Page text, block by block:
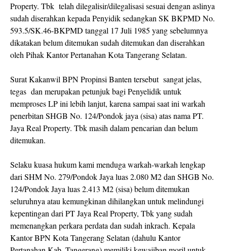
Property. Tbk telah dilegalisir/dilegalisasi sesuai dengan aslinya
sudah diserahkan kepada Penyidik sedangkan SK BKPMD No.
593.5/SK.46-BKPMD tanggal 17 Juli 1985 yang sebelumnya
dikatakan belum ditemukan sudah ditemukan dan diserahkan
oleh Pihak Kantor Pertanahan Kota Tangerang Selatan.
Surat Kakanwil BPN Propinsi Banten tersebut sangat jelas,
tegas dan merupakan petunjuk bagi Penyelidik untuk
memproses LP ini lebih lanjut, karena sampai saat ini warkah
penerbitan SHGB No. 124/Pondok jaya (sisa) atas nama PT.
Jaya Real Property. Tbk masih dalam pencarian dan belum
ditemukan.
Selaku kuasa hukum kami menduga warkah-warkah lengkap
dari SHM No. 279/Pondok Jaya luas 2.080 M2 dan SHGB No.
124/Pondok Jaya luas 2.413 M2 (sisa) belum ditemukan
seluruhnya atau kemungkinan dihilangkan untuk melindungi
kepentingan dari PT Jaya Real Property, Tbk yang sudah
memenangkan perkara perdata dan sudah inkrach. Kepala
Kantor BPN Kota Tangerang Selatan (dahulu Kantor